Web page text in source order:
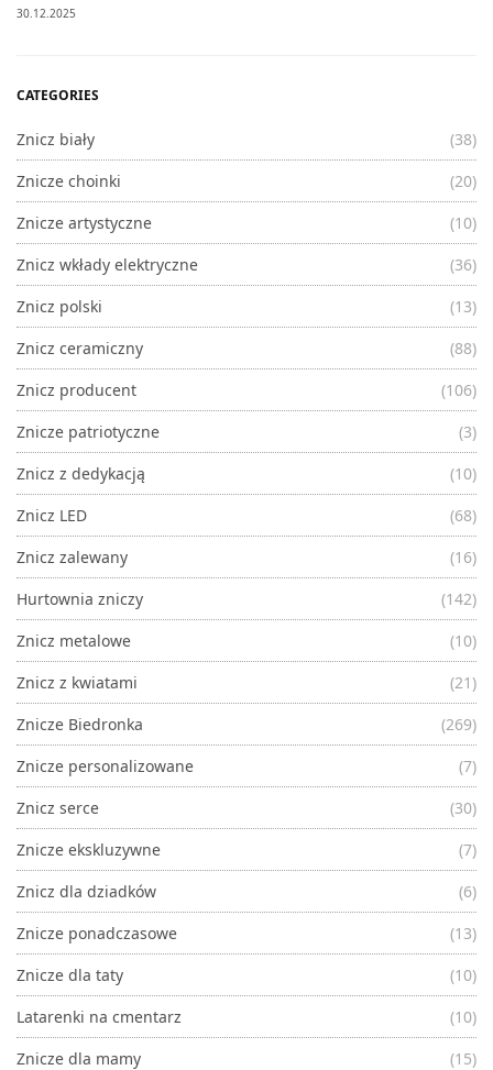
30.12.2025
CATEGORIES
Znicz biały
(38)
Znicze choinki
(20)
Znicze artystyczne
(10)
Znicz wkłady elektryczne
(36)
Znicz polski
(13)
Znicz ceramiczny
(88)
Znicz producent
(106)
Znicze patriotyczne
(3)
Znicz z dedykacją
(10)
Znicz LED
(68)
Znicz zalewany
(16)
Hurtownia zniczy
(142)
Znicz metalowe
(10)
Znicz z kwiatami
(21)
Znicze Biedronka
(269)
Znicze personalizowane
(7)
Znicz serce
(30)
Znicze ekskluzywne
(7)
Znicz dla dziadków
(6)
Znicze ponadczasowe
(13)
Znicze dla taty
(10)
Latarenki na cmentarz
(10)
Znicze dla mamy
(15)